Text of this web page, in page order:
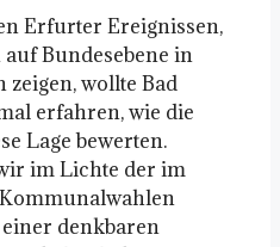
Erfurter Ereignissen,
Bundesebene in
wollte Bad
erfahren, wie die
Lage bewerten.
im Lichte der im
denkbaren